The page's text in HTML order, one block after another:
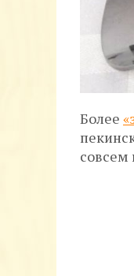
Более
совсем